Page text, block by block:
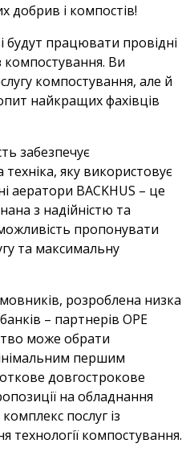
добрив і компостів!
працювати провідні
компостування. Ви
компостування, але й
найкращих фахівців
забезпечує
яку використовує
аератори BACKHUS – це
з надійністю та
пропонувати
та максимальну
розроблена низка
– партнерів OPE
може обрати
першим
довгострокове
на обладнання
послуг із
технології компостування.